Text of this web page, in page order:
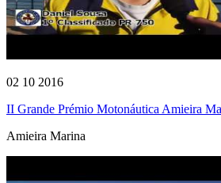
02 10 2016
II Grande Prémio Motonáutica Amieira
Amieira Marina